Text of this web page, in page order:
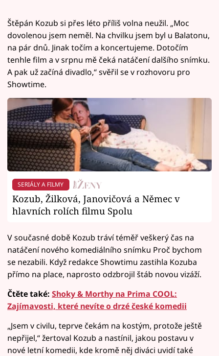
Štěpán Kozub si přes léto příliš volna neužil. „Moc
dovolenou jsem neměl. Na chvilku jsem byl u Balatonu,
na pár dnů. Jinak točím a koncertujeme. Dotočím
tenhle film a v srpnu mě čeká natáčení dalšího snímku.
A pak už začíná divadlo,“ svěřil se v rozhovoru pro
Showtime.
SERIÁLY A FILMY
Kozub, Žilková, Janovičová a Němec v
hlavních rolích filmu Spolu
V současné době Kozub tráví téměř veškerý čas na
natáčení nového komediálního snímku Proč bychom
se nezabili. Když redakce Showtimu zastihla Kozuba
přímo na place, naprosto odzbrojil štáb novou vizáží.
Čtěte také: Shoky & Morthy na Prima COOL:
Zajímavosti, které nevíte o drzé české komedii
„Jsem v civilu, teprve čekám na kostým, protože ještě
nepřijel,“ žertoval Kozub a nastínil, jakou postavu v
nové letní komedii, kde kromě něj diváci uvidí také